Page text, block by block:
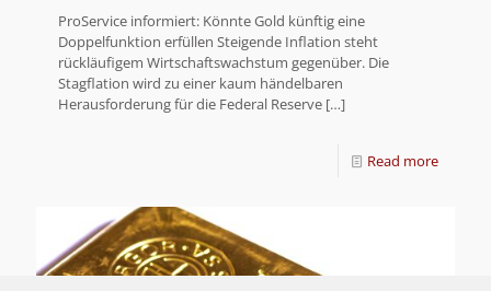
ProService informiert: Könnte Gold künftig eine
Doppelfunktion erfüllen Steigende Inflation steht
rückläufigem Wirtschaftswachstum gegenüber. Die
Stagflation wird zu einer kaum händelbaren
Herausforderung für die Federal Reserve […]
Read more